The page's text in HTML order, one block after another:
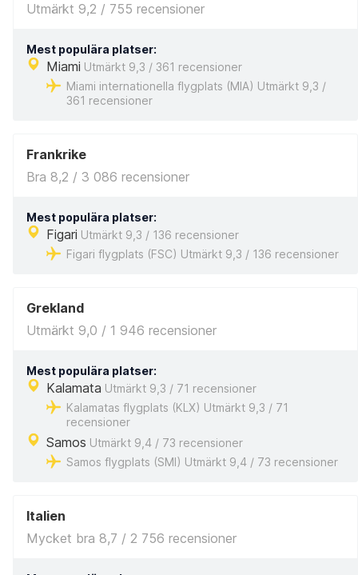
Utmärkt 9,2 / 755 recensioner
Mest populära platser:
Miami Utmärkt 9,3 / 361 recensioner
Miami internationella flygplats (MIA) Utmärkt 9,3 /
361 recensioner
Frankrike
Bra 8,2 / 3 086 recensioner
Mest populära platser:
Figari Utmärkt 9,3 / 136 recensioner
Figari flygplats (FSC) Utmärkt 9,3 / 136 recensioner
Grekland
Utmärkt 9,0 / 1 946 recensioner
Mest populära platser:
Kalamata Utmärkt 9,3 / 71 recensioner
Kalamatas flygplats (KLX) Utmärkt 9,3 / 71
recensioner
Samos Utmärkt 9,4 / 73 recensioner
Samos flygplats (SMI) Utmärkt 9,4 / 73 recensioner
Italien
Mycket bra 8,7 / 2 756 recensioner